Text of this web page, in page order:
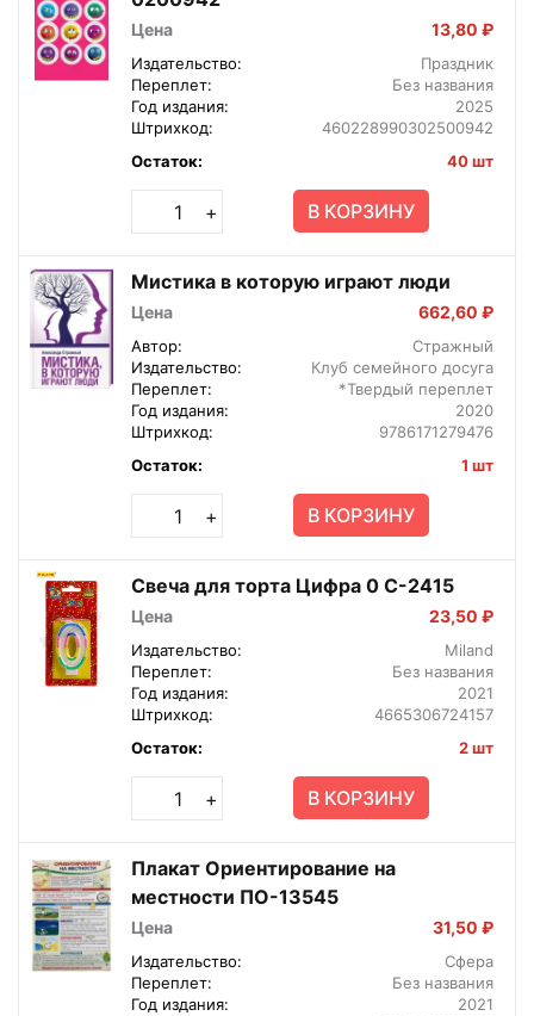
Цена 13,80 ₽
Издательство:
Праздник
Переплет:
Без названия
Год издания:
2025
Штрихкод:
460228990302500942
Остаток:
40 шт
+ В КОРЗИНУ
Мистика в которую играют люди
Цена 662,60 ₽
Автор:
Стражный
Издательство:
Клуб семейного досуга
Переплет:
*Твердый переплет
Год издания:
2020
Штрихкод:
9786171279476
Остаток:
1 шт
+ В КОРЗИНУ
Свеча для торта Цифра 0 С-2415
Цена 23,50 ₽
Издательство:
Miland
Переплет:
Без названия
Год издания:
2021
Штрихкод:
4665306724157
Остаток:
2 шт
+ В КОРЗИНУ
Плакат Ориентирование на
местности ПО-13545
Цена 31,50 ₽
Издательство:
Сфера
Переплет:
Без названия
Год издания:
2021